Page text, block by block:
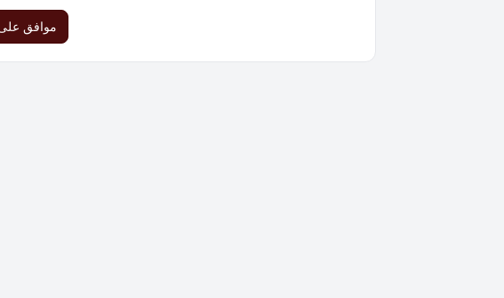
موافق